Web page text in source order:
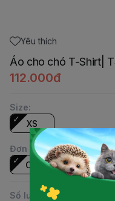
Yêu thích
Áo cho chó T-Shirt|
112.000đ
Size:
XS
Đơn vị:
Cái
Số lượng